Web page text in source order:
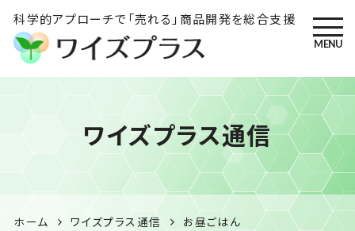
科学的アプローチで「売れる」商品開発を総合支援
ワイズプラス｜鹿児島の特産
品開発・HACCP衛生管理・食
品表示の専門コンサル
MENU
ワイズプラス通信
ホーム ワイズプラス通信 お昼ごはん